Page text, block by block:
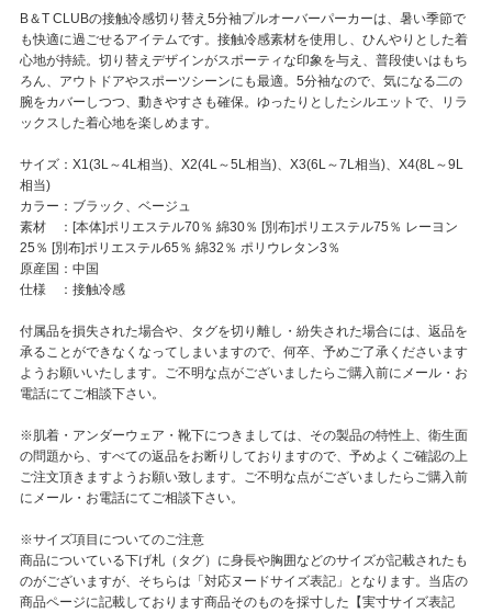
B＆T CLUBの接触冷感切り替え5分袖プルオーバーパーカーは、暑い季節で
も快適に過ごせるアイテムです。接触冷感素材を使用し、ひんやりとした着
心地が持続。切り替えデザインがスポーティな印象を与え、普段使いはもち
ろん、アウトドアやスポーツシーンにも最適。5分袖なので、気になる二の
腕をカバーしつつ、動きやすさも確保。ゆったりとしたシルエットで、リラ
ックスした着心地を楽しめます。
サイズ：X1(3L～4L相当)、X2(4L～5L相当)、X3(6L～7L相当)、X4(8L～9L
相当)
カラー：ブラック、ベージュ
素材 ：[本体]ポリエステル70％ 綿30％ [別布]ポリエステル75％ レーヨン
25％ [別布]ポリエステル65％ 綿32％ ポリウレタン3％
原産国：中国
仕様 ：接触冷感
付属品を損失された場合や、タグを切り離し・紛失された場合には、返品を
承ることができなくなってしまいますので、何卒、予めご了承くださいます
ようお願いいたします。ご不明な点がございましたらご購入前にメール・お
電話にてご相談下さい。
※肌着・アンダーウェア・靴下につきましては、その製品の特性上、衛生面
の問題から、すべての返品をお断りしておりますので、予めよくご確認の上
ご注文頂きますようお願い致します。ご不明な点がございましたらご購入前
にメール・お電話にてご相談下さい。
※サイズ項目についてのご注意
商品についている下げ札（タグ）に身長や胸囲などのサイズが記載されたも
のがございますが、そちらは「対応ヌードサイズ表記」となります。当店の
商品ページに記載しております商品そのものを採寸した【実寸サイズ表記